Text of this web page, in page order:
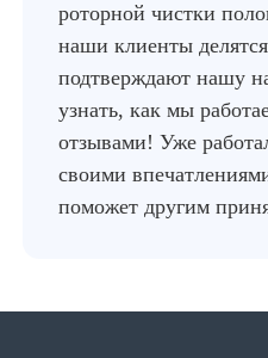
роторной чистки
наши клиенты
подтверждают нашу
узнать, как мы
отзывами! Уже
своими
поможет другим